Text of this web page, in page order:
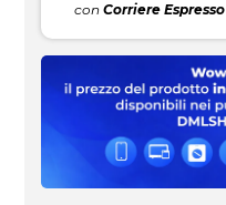
conCorriere Espresso